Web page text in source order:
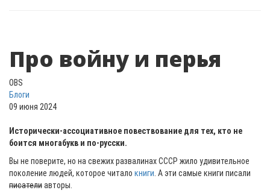
Про войну и перья
OBS
Блоги
09 июня 2024
Исторически-ассоциативное повествование для тех, кто не
боится многабукв и по-русски.
Вы не поверите, но на свежих развалинах СССР жило удивительное
поколение людей, которое читало книги . А эти самые книги писали
писателиавторы.